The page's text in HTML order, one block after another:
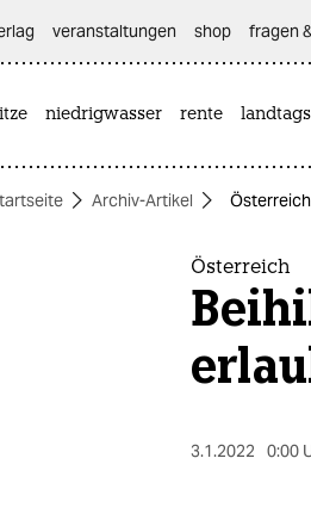
veranstaltungen shop fragen
niedrigwasser rente
Archiv-Artikel
Österreich
3.1.2022 0:00